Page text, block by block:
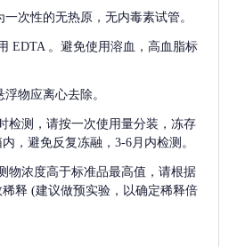
次性的无热原，无内毒素试管。
EDTA 。避免使用溶血，高血脂标
物应离心去除。
检测，请按一次使用量分装，冻存
，避免反复冻融，3-6月内检测。
物浓度高于标准品最高值，请根据
稀释 (建议做预实验，以确定稀释倍